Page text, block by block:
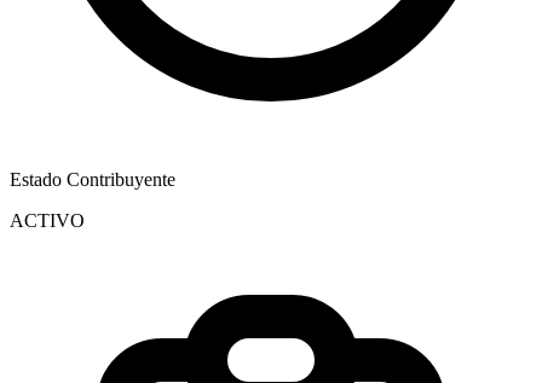
Estado Contribuyente
ACTIVO